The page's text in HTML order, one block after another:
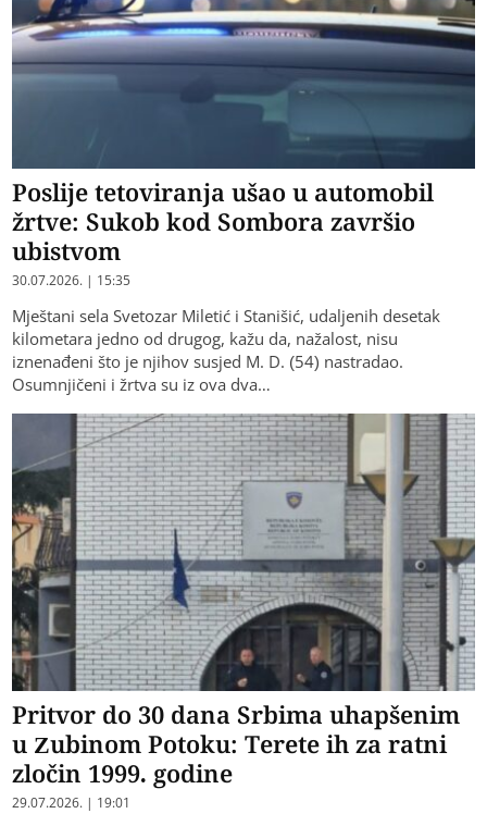
Poslije tetoviranja ušao u automobil
žrtve: Sukob kod Sombora završio
ubistvom
30.07.2026. | 15:35
Mještani sela Svetozar Miletić i Stanišić, udaljenih desetak
kilometara jedno od drugog, kažu da, nažalost, nisu
iznenađeni što je njihov susjed M. D. (54) nastradao.
Osumnjičeni i žrtva su iz ova dva…
Pritvor do 30 dana Srbima uhapšenim
u Zubinom Potoku: Terete ih za ratni
zločin 1999. godine
29.07.2026. | 19:01